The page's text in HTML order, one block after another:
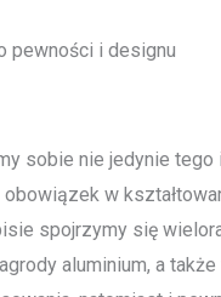
pewności i designu
sobie nie jedynie
w
spojrzymy się
aluminium, a